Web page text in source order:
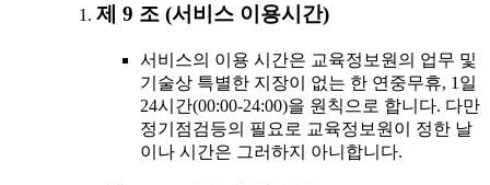
제 9 조 (서비스 이용시간)
서비스의 이용 시간은 교육정보원의 업무 및
기술상 특별한 지장이 없는 한 연중무휴, 1일
24시간(00:00-24:00)을 원칙으로 합니다. 다만
정기점검등의 필요로 교육정보원이 정한 날
이나 시간은 그러하지 아니합니다.